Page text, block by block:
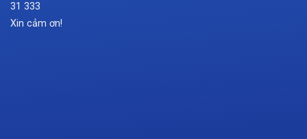
31 333
Xin cảm ơn!